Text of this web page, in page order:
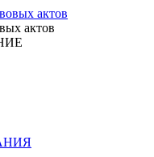
актов